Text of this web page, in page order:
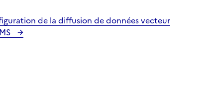
de la diffusion de données vecteur